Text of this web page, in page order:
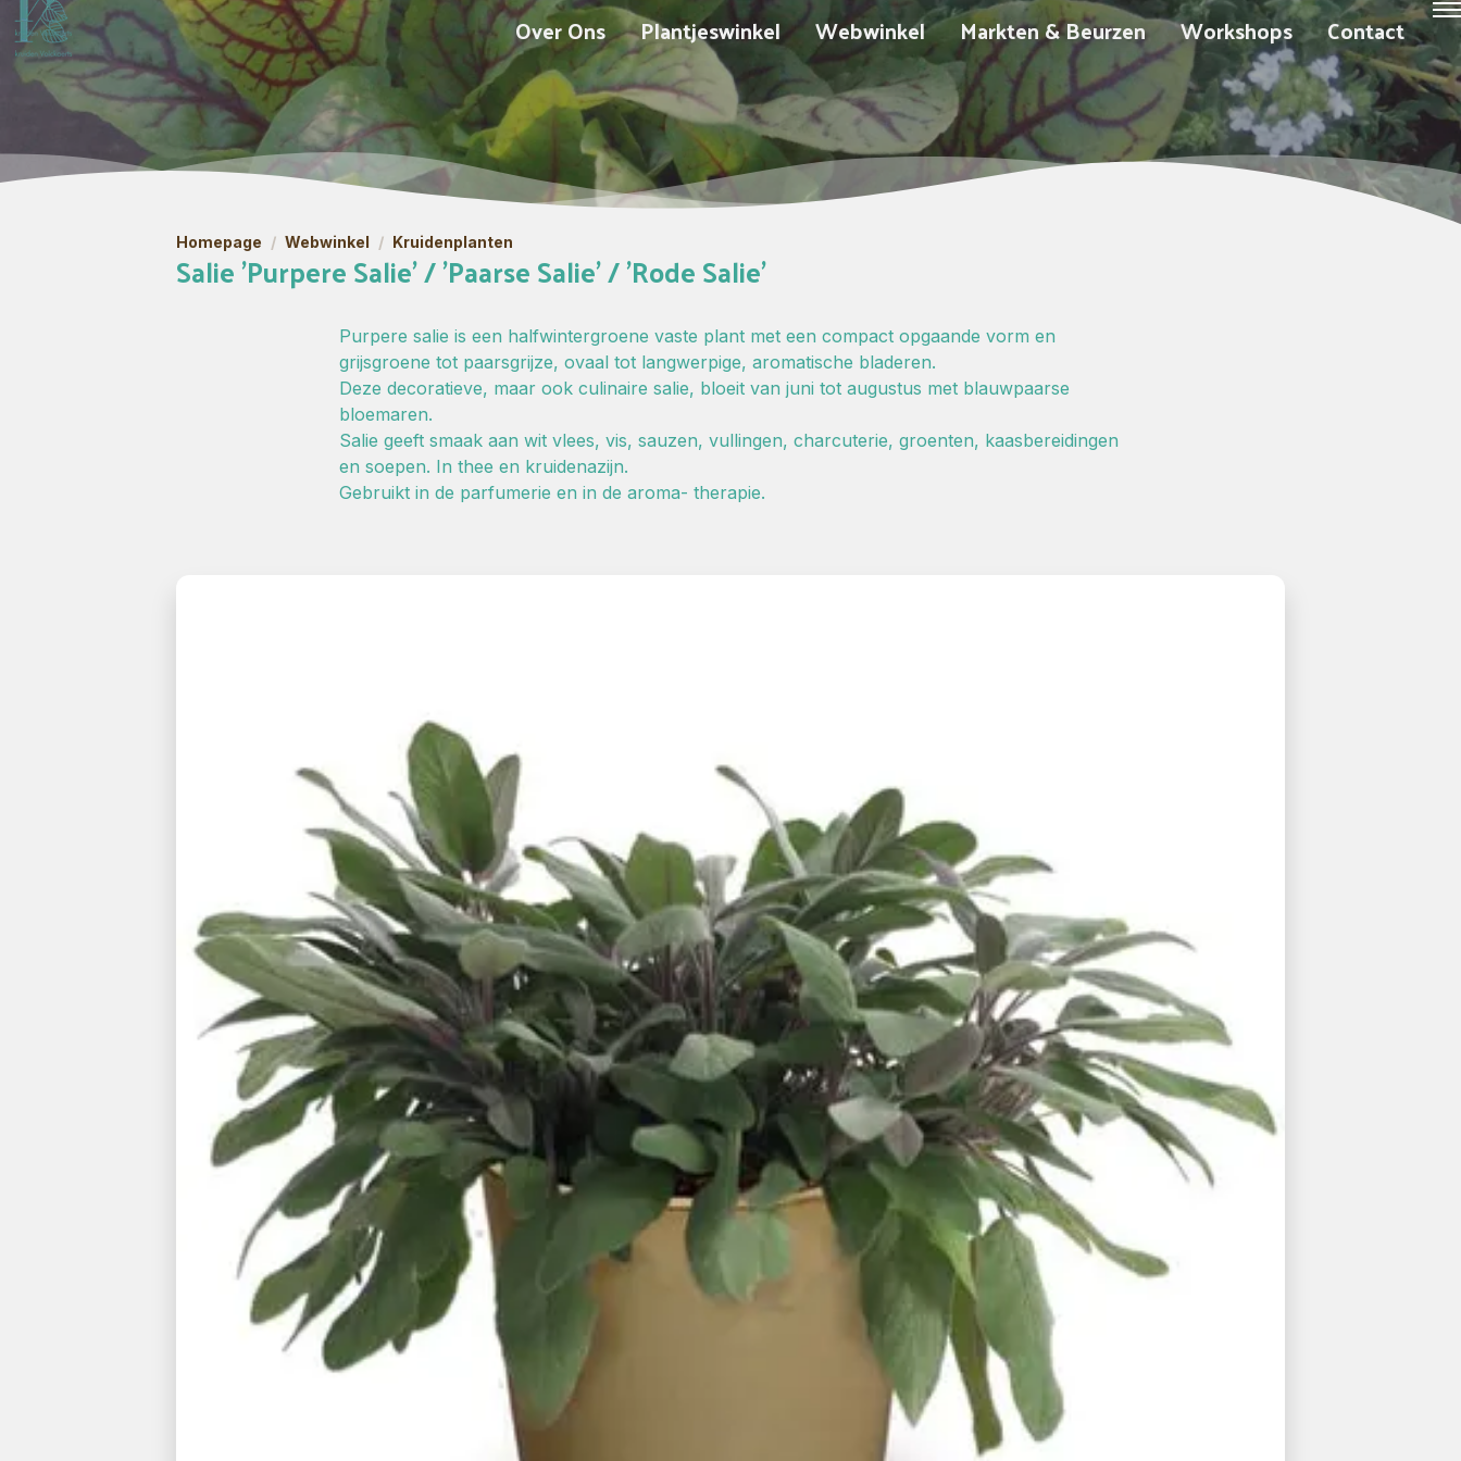
Over Ons Plantjeswinkel Webwinkel Markten & Beurzen Workshops Contact
Homepage / Webwinkel / Kruidenplanten
Salie 'Purpere Salie' / 'Paarse Salie' / 'Rode Salie'
Purpere salie is een halfwintergroene vaste plant met een compact opgaande vorm en
grijsgroene tot paarsgrijze, ovaal tot langwerpige, aromatische bladeren.
Deze decoratieve, maar ook culinaire salie, bloeit van juni tot augustus met blauwpaarse
bloemaren.
Salie geeft smaak aan wit vlees, vis, sauzen, vullingen, charcuterie, groenten, kaasbereidingen
en soepen. In thee en kruidenazijn.
Gebruikt in de parfumerie en in de aroma- therapie.